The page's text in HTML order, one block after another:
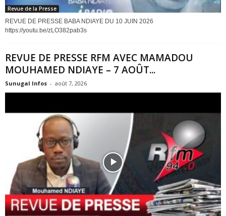
Revue de la Presse
REVUE DE PRESSE BABA NDIAYE DU 10 JUIN 2026
https://youtu.be/zLO382pab3s
REVUE DE PRESSE RFM AVEC MAMADOU
MOUHAMED NDIAYE – 7 AOÛT...
Sunugal Infos - août 7, 2026